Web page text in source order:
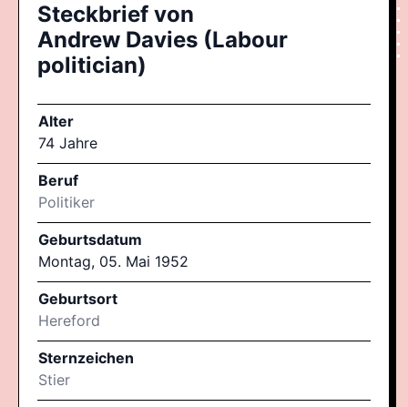
Steckbrief von
Andrew Davies (Labour
politician)
Alter
74 Jahre
Beruf
Politiker
Geburtsdatum
Montag, 05. Mai 1952
Geburtsort
Hereford
Sternzeichen
Stier